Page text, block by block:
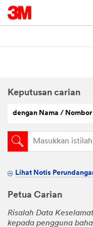
Keputusan carian
dengan Nama / Nombor
Lihat Notis
Petua Carian
Risalah Data
kepada pengguna